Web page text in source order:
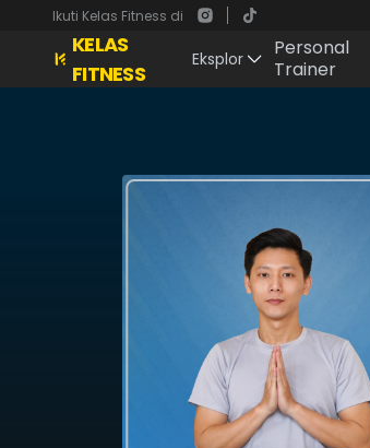
Ikuti Kelas Fitness di
KELAS
FITNESS
Eksplor
Personal
Trainer